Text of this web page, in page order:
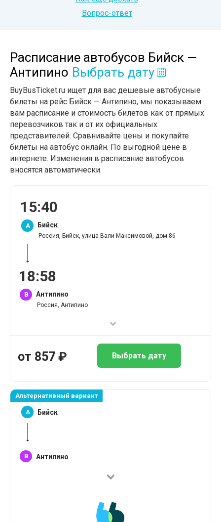
Вопрос-ответ
Расписание автобусов Бийск —
Антипино Выбрать дату
BuyBusTicket.ru ищет для вас дешевые автобусные
билеты на рейс Бийск — Антипино, мы показываем
вам расписание и стоимость билетов как от прямых
перевозчиков так и от их официальных
представителей. Сравнивайте цены и покупайте
билеты на автобус онлайн. По выгодной цене в
интернете. Изменения в расписание автобусов
вносятся автоматически.
15:40
A Бийск
Россия, Бийск, улица Вали Максимовой, дом 86
18:58
B Антипино
Россия, Антипино
от 857 ₽ Выбрать дату
Альтернативный вариант
A Бийск
B Антипино